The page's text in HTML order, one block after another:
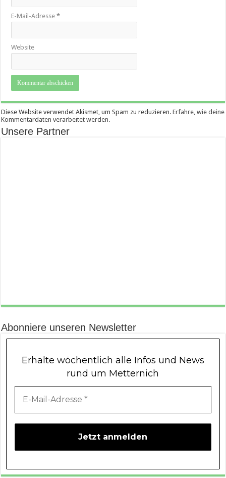
E-Mail-Adresse*
Website
Diese Website verwendet Akismet, um Spam zu reduzieren.Erfahre, wie deine
Kommentardaten verarbeitet werden.
Unsere Partner
Abonniere unseren Newsletter
Erhalte wöchentlich alle Infos und News
rund um Metternich